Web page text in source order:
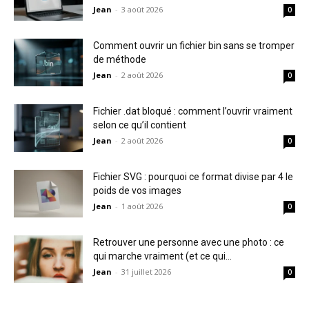
Jean - 3 août 2026 0
Comment ouvrir un fichier bin sans se tromper
de méthode
Jean - 2 août 2026 0
Fichier .dat bloqué : comment l’ouvrir vraiment
selon ce qu’il contient
Jean - 2 août 2026 0
Fichier SVG : pourquoi ce format divise par 4 le
poids de vos images
Jean - 1 août 2026 0
Retrouver une personne avec une photo : ce
qui marche vraiment (et ce qui...
Jean - 31 juillet 2026 0